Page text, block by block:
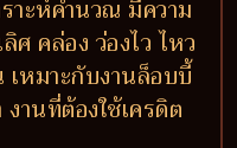
าะห์คำนวณ มีความ
ศ คล่อง ว่องไว ไหว
หมาะกับงานล็อบบี้
านที่ต้องใช้เครดิต